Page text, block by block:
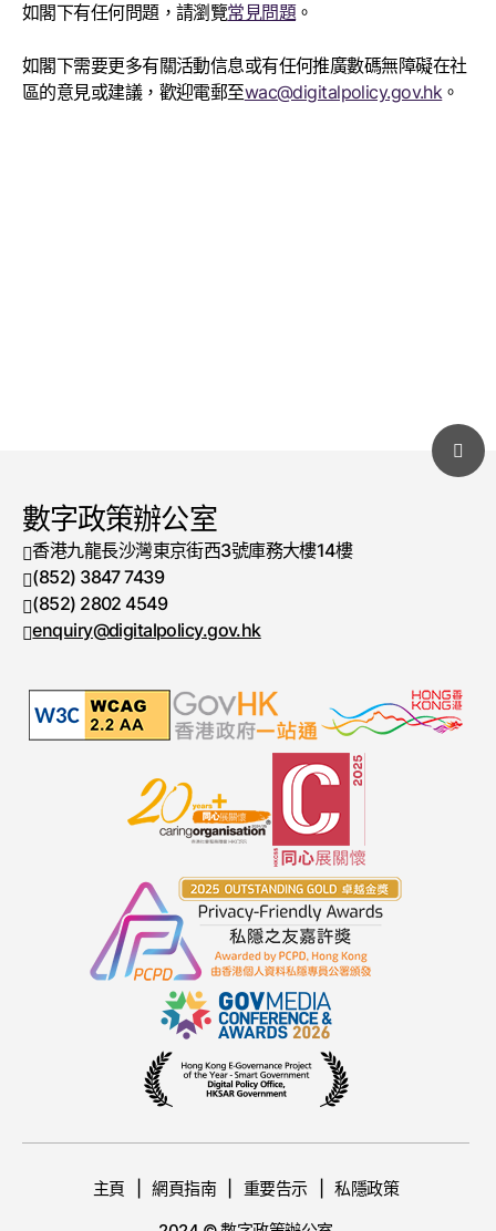
如閣下有任何問題，請瀏覽常見問題。
如閣下需要更多有關活動信息或有任何推廣數碼無障礙在社
區的意見或建議，歡迎電郵至wac@digitalpolicy.gov.hk。
數字政策辦公室
香港九龍長沙灣東京街西3號庫務大樓14樓
電話號碼
(852) 3847 7439
傳真號碼
(852) 2802 4549
enquiry@digitalpolicy.gov.hk
主頁 網頁指南 重要告示
私隱政策